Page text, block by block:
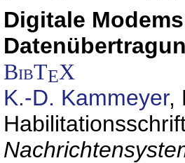
Digitale
BibTEX
K.-D. Kammeyer,